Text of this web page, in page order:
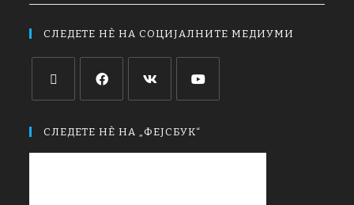
СЛЕДЕТЕ НЀ НА СОЦИЈАЛНИТЕ МЕДИУМИ
СЛЕДЕТЕ НЀ НА „ФЕЈСБУК“